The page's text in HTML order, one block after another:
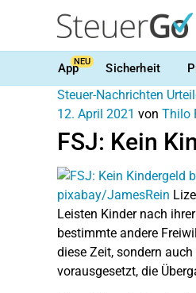
AppNEU Sicherheit
Steuer-Nachrichten
12. April 2021 von Thilo
FSJ: Kein
pixabay/JamesRein
Leisten Kinder nach
bestimmte andere
diese Zeit, sondern
vorausgesetzt, die